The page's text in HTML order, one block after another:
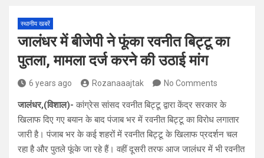
स्थानीय खबरें
जालंधर में बीजेपी ने फूंका रवनीत बिट्टू का
पुतला, मामला दर्ज करने की उठाई मांग
6 years ago Rozanaaajtak No Comments
जालंधर,(विशाल)- कांग्रेस सांसद रवनीत बिट्टू द्वारा केंद्र सरकार के
खिलाफ दिए गए बयान के बाद पंजाब भर में रवनीत बिट्टू का विरोध लगातार
जारी है। पंजाब भर के कई शहरों में रवनीत बिट्टू के खिलाफ प्रदर्शन चल
रहा है और पुतले फूंके जा रहे हैं। वहीं दूसरी तरफ आज जालंधर में भी रवनीत